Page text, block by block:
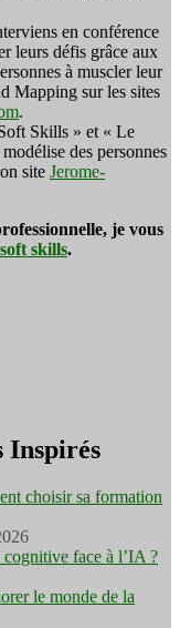
en conférence
leurs défis grâce aux
à muscler leur
Mapping sur les sites
.
Skills » et « Le
des personnes
site Jerome-
je vous
skills.
Inspirés
choisir sa formation
cognitive face à l’IA ?
le monde de la